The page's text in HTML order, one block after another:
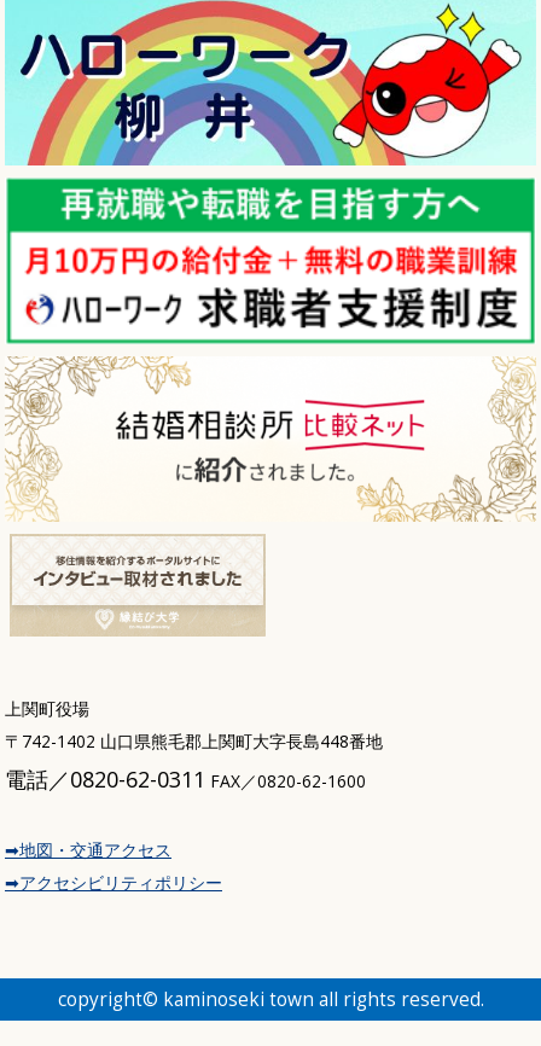
上関町役場
〒742-1402 山口県熊毛郡上関町大字長島448番地
電話／0820-62-0311 FAX／0820-62-1600
➡地図・交通アクセス
➡アクセシビリティポリシー
copyright© kaminoseki town all rights reserved.